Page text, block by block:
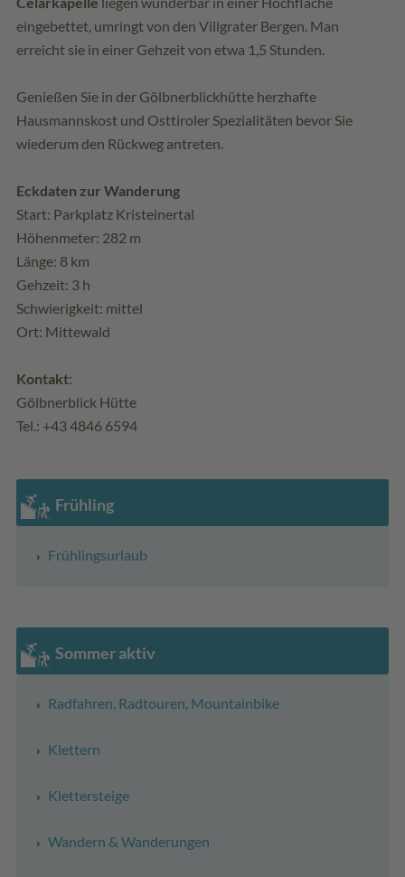
eingebettet, umringt von den Villgrater Bergen. Man
erreicht sie in einer Gehzeit von etwa 1,5 Stunden.
Genießen Sie in der Gölbnerblickhütte herzhafte
Hausmannskost und Osttiroler Spezialitäten bevor Sie
wiederum den Rückweg antreten.
Eckdaten zur Wanderung
Start: Parkplatz Kristeinertal
Höhenmeter: 282 m
Länge: 8 km
Gehzeit: 3 h
Schwierigkeit: mittel
Ort: Mittewald
Kontakt:
Gölbnerblick Hütte
Tel.: +43 4846 6594
Frühling
Frühlingsurlaub
Sommer aktiv
Radfahren, Radtouren, Mountainbike
Klettern
Klettersteige
Wandern & Wanderungen